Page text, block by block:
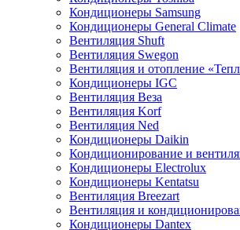
Кондиционеры Samsung
Кондиционеры General Climate
Вентиляция Shuft
Вентиляция Swegon
Вентиляция и отопление
Кондиционеры IGC
Вентиляция Веза
Вентиляция Korf
Вентиляция Ned
Кондиционеры Daikin
Кондиционирование и
Кондиционеры Electrolux
Кондиционеры Kentatsu
Вентиляция Breezart
Вентиляция и
Кондиционеры Dantex